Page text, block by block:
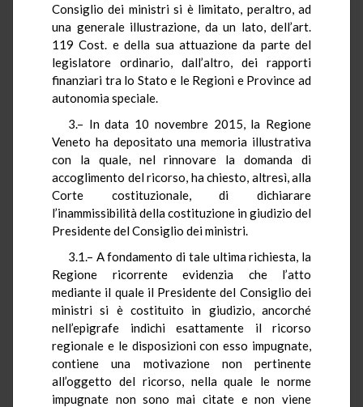
Consiglio dei ministri si è limitato, peraltro, ad
una generale illustrazione, da un lato, dell’art.
119 Cost. e della sua attuazione da parte del
legislatore ordinario, dall’altro, dei rapporti
finanziari tra lo Statoe le Regioni e Province ad
autonomia speciale.
3.– In data 10 novembre 2015, la Regione
Veneto ha depositato una memoria illustrativa
con la quale, nel rinnovare la domanda di
accoglimento del ricorso, ha chiesto, altresì, alla
Corte costituzionale, di dichiarare
l’inammissibilità della costituzione in giudizio del
Presidente del Consiglio dei ministri.
3.1.– A fondamento di tale ultima richiesta, la
Regione ricorrente evidenzia che l’atto
mediante il quale il Presidente del Consiglio dei
ministri si è costituito in giudizio, ancorché
nell’epigrafe indichi esattamente il ricorso
regionale e le disposizioni con esso impugnate,
contiene una motivazione non pertinente
all’oggetto del ricorso, nella quale le norme
impugnate non sono mai citate e non viene